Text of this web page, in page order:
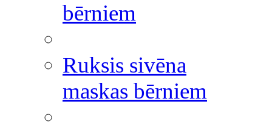
bērniem
Ruksis sivēna
maskas bērniem